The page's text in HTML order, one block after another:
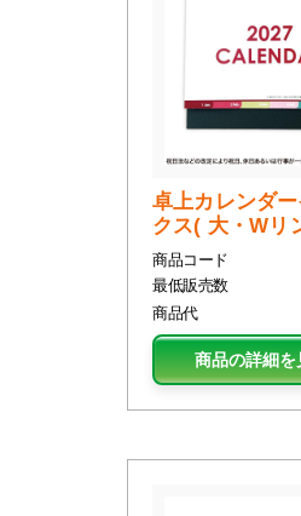
卓上カレンダ
クス( 大・Wリ
商品コード
最低販売数
商品代
商品の詳細を